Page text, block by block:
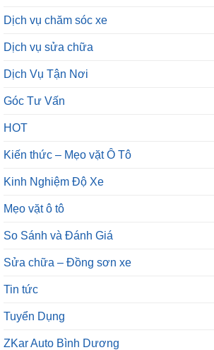
Dịch vụ chăm sóc xe
Dịch vụ sửa chữa
Dịch Vụ Tận Nơi
Góc Tư Vấn
HOT
Kiến thức – Mẹo vặt Ô Tô
Kinh Nghiệm Độ Xe
Mẹo vặt ô tô
So Sánh và Đánh Giá
Sửa chữa – Đồng sơn xe
Tin tức
Tuyển Dụng
ZKar Auto Bình Dương